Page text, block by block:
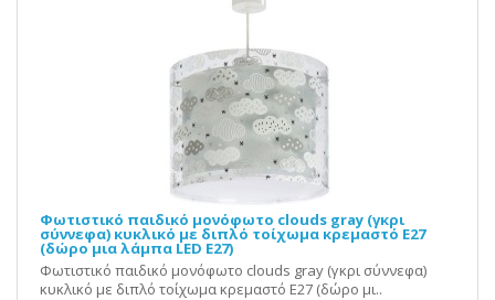
Φωτιστικό παιδικό μονόφωτο clouds gray (γκρι
σύννεφα) κυκλικό με διπλό τοίχωμα κρεμαστό Ε27
(δώρο μια λάμπα LED E27)
Φωτιστικό παιδικό μονόφωτο clouds gray (γκρι σύννεφα)
κυκλικό με διπλό τοίχωμα κρεμαστό Ε27 (δώρο μι..